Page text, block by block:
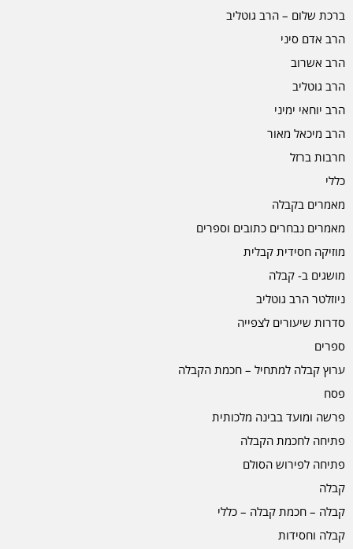
ברכת שלום – הרב גוטליב
הרב אדם סיני
הרב אשרוב
הרב גוטליב
הרב יוחאי ימיני
הרב מיכאל מאור
חרבות ברזל
כללי
מאמרים בקבלה
מאמרים נבחרים כתובים וספרים
מוזיקה חסידית קבלית
מושגים ב- קבלה
ניוזלטר הרב גוטליב
סדרות שיעורים לצפייה
ספרים
ערוץ קבלה למתחיל – חכמת הקבלה
פסח
פרשה ומועד בבינה מלכותית
פתיחה לחכמת הקבלה
פתיחה לפירוש הסולם
קבלה
קבלה – חכמת קבלה – כללי
קבלה וחסידות